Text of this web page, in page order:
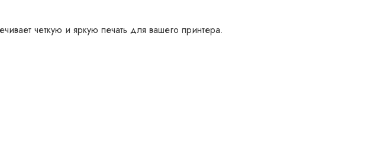
четкую и яркую печать для вашего принтера.